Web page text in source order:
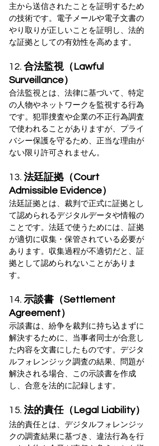
主から送信されたことを証明するため
の技術です。電子メールや電子文書の
やり取りが正しいことを証明し、法的
な証拠としての有効性を高めます。
12. 合法監視（Lawful
Surveillance）
合法監視とは、法律に基づいて、特定
の人物やネットワークを監視する行為
です。犯罪捜査や企業の不正行為調査
で使われることがありますが、プライ
バシー保護を守るため、正当な理由が
ない限り許可されません。
13. 法廷証拠（Court
Admissible Evidence）
法廷証拠とは、裁判で正式に証拠とし
て認められるデジタルデータや情報の
ことです。法廷で使うためには、証拠
が適切に収集・保管されている必要が
あります。収集過程が不適切だと、証
拠として認められないことがありま
す。
14. 示談書（Settlement
Agreement）
示談書は、紛争を裁判に持ち込まずに
解決するために、当事者同士が合意し
た内容を文書にしたものです。デジタ
ルフォレンジック調査の結果、問題が
解決される場合、この示談書を作成
し、合意を法的に記録します。
15. 法的責任（Legal Liability）
法的責任とは、デジタルフォレンジッ
クの調査結果に基づき、違法行為を行